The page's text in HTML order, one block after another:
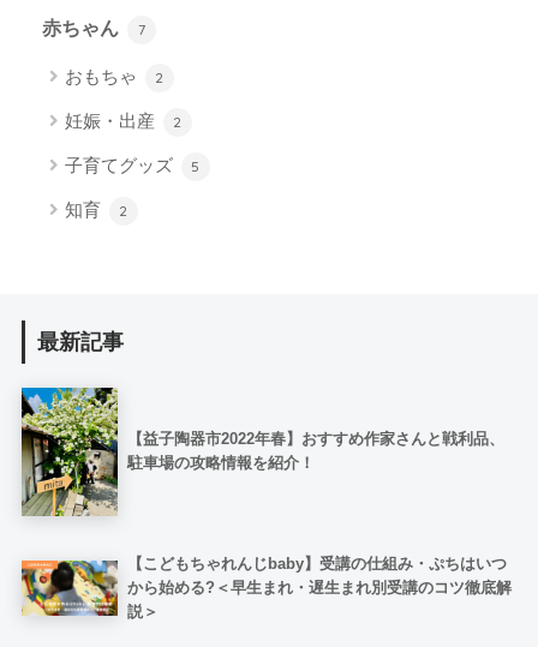
赤ちゃん 7
おもちゃ 2
妊娠・出産 2
子育てグッズ 5
知育 2
最新記事
【益子陶器市2022年春】おすすめ作家さんと戦利品、
駐車場の攻略情報を紹介！
【こどもちゃれんじbaby】受講の仕組み・ぷちはいつ
から始める?＜早生まれ・遅生まれ別受講のコツ徹底解
説＞